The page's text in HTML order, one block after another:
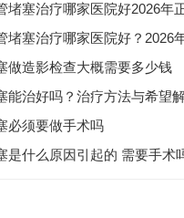
堵塞治疗哪家医院好2026年
堵塞治疗哪家医院好？2026
做造影检查大概需要多少钱
能治好吗？治疗方法与希望
必须要做手术吗
是什么原因引起的 需要手术